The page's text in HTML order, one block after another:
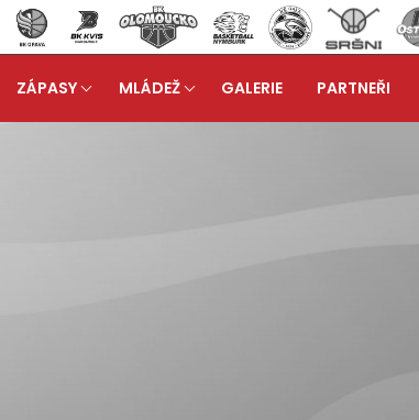
ZÁPASY MLÁDEŽ GALERIE PARTNEŘI